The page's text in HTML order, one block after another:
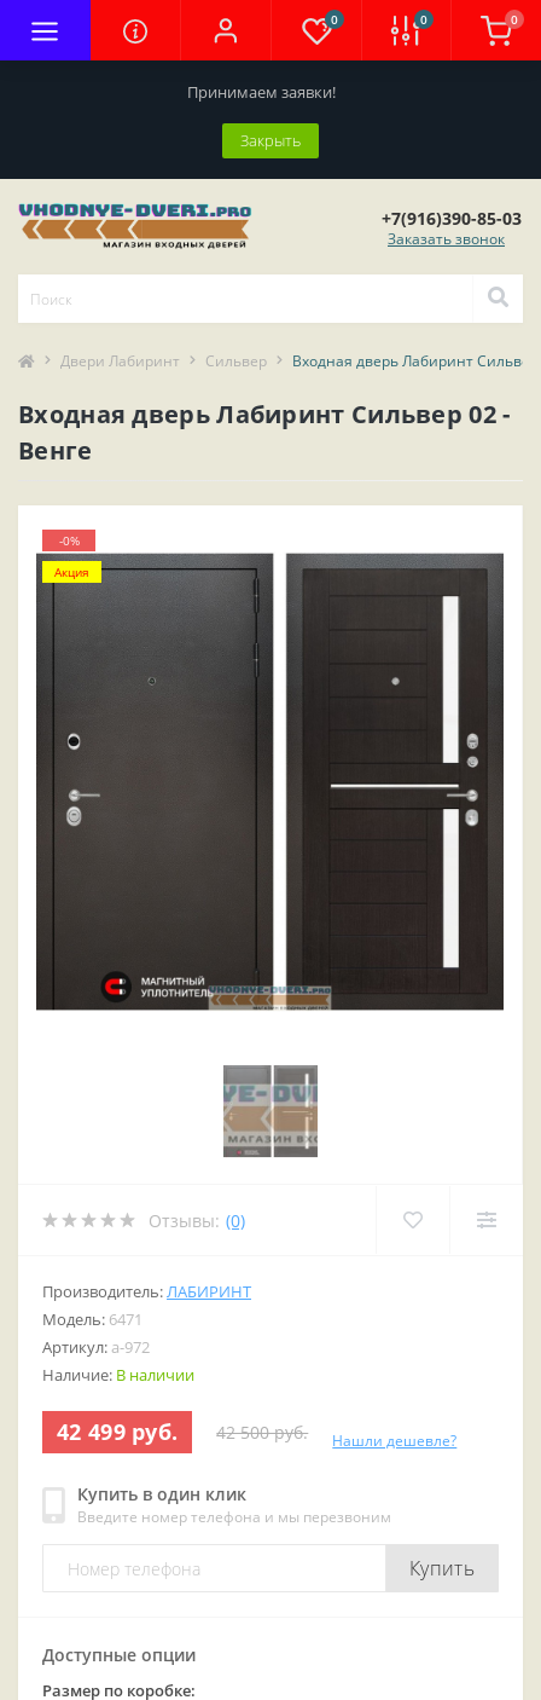
Принимаем заявки!
Закрыть
0 0 0
+7(916)390-85-03
Заказать звонок
Двери Лабиринт Сильвер Входная дверь Лабиринт Сильвер
Входная дверь Лабиринт Сильвер 02 -
Венге
-0%
Акция
Отзывы: (0)
Производитель:ЛАБИРИНТ
Модель: 6471
Артикул: a-972
Наличие: В наличии
42 499 руб. 42 500 руб. Нашли дешевле?
Купить в один клик
Введите номер телефона и мы перезвоним
Купить
Доступные опции
Размер по коробке: